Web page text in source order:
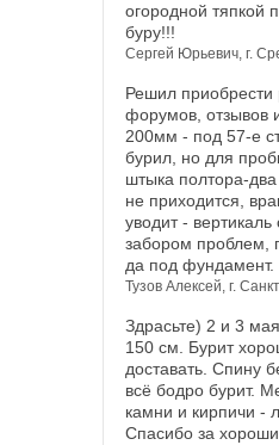
огородной тяпкой
буру!!!
Сергей Юрьевич, г.
Решил приобрести
форумов, отзывов
200мм - под 57-е
бурил, но для
штыка полтора-
не приходится,
уводит -
забором проблем,
да под
Тузов Алексей, г.
Здрасьте) 2 и 3
150 см. Бурит
доставать. Спину
всё бодро бурит.
камни и кирпичи -
Спасибо за